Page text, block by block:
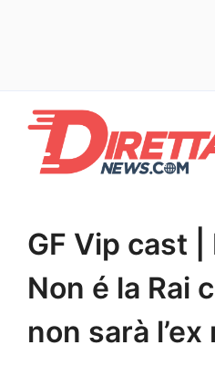
contenuto
GF Vip cast |
Non é la Rai
non sarà